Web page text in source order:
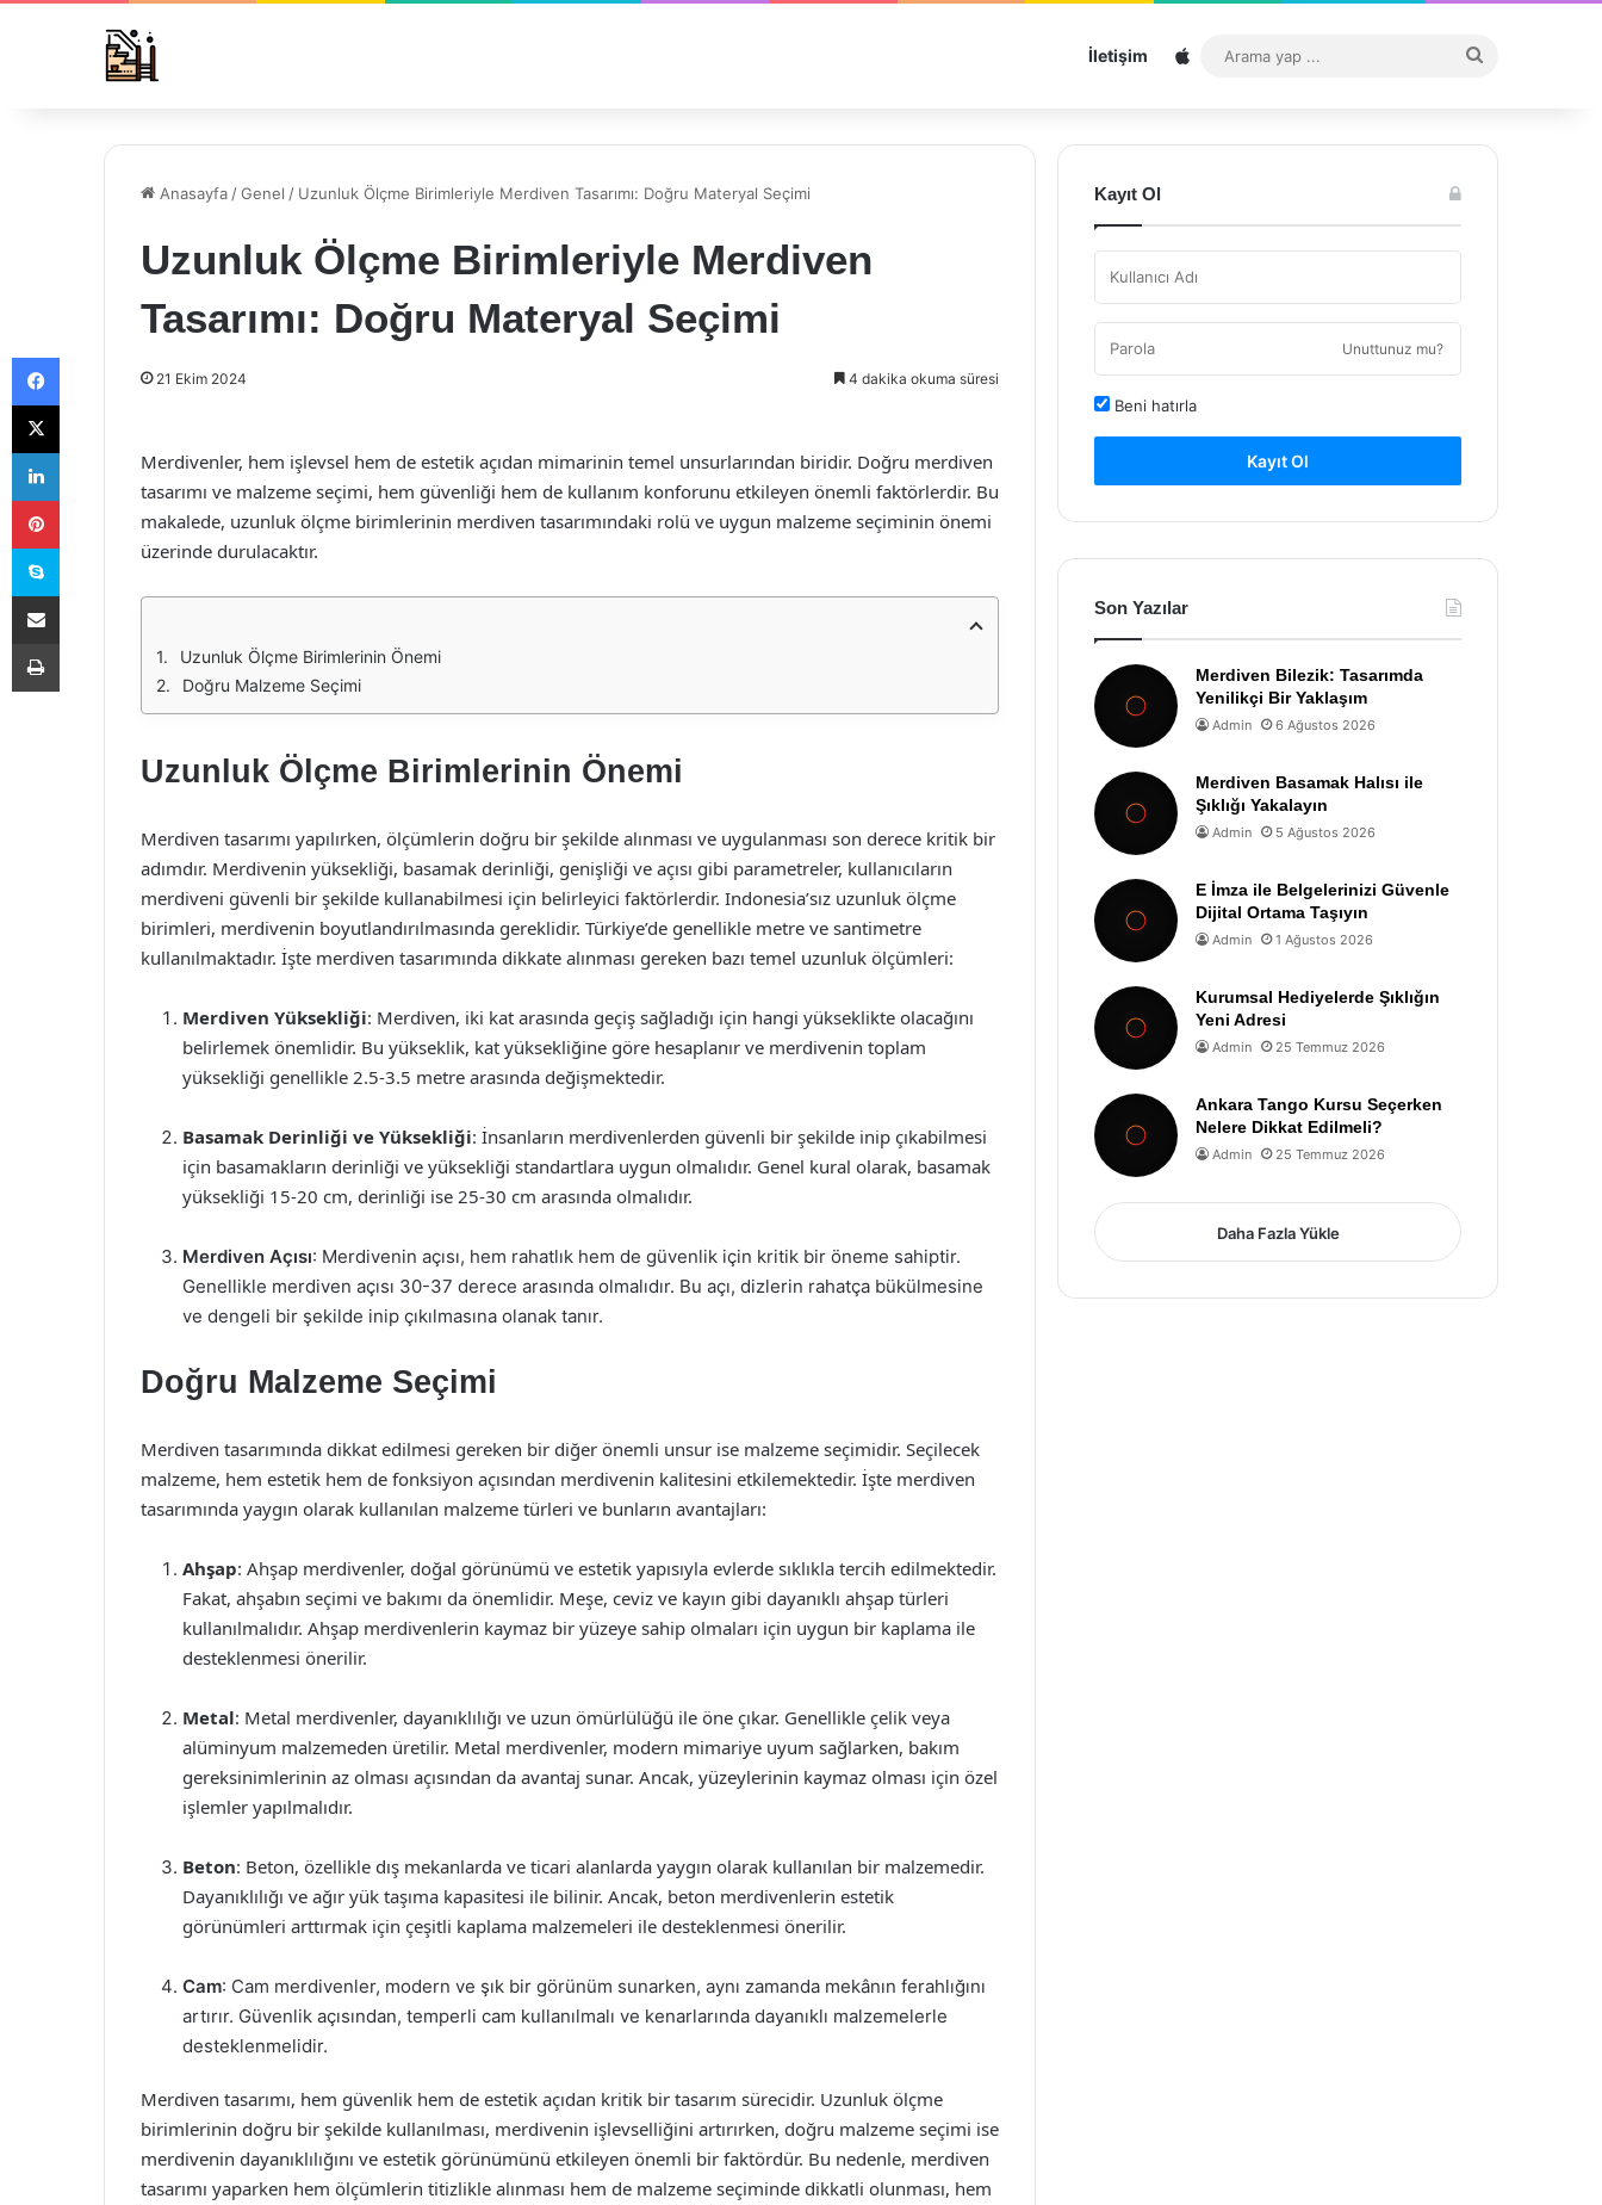
İletişim Sitemap
...
Anasayfa /Genel / Uzunluk Ölçme Birimleriyle Merdiven Tasarımı: Doğru Materyal Seçimi
Uzunluk Ölçme Birimleriyle Merdiven
Tasarımı: Doğru Materyal Seçimi
21 Ekim 2024 4 dakika okuma süresi
Merdivenler, hem işlevsel hem de estetik açıdan mimarinin temel unsurlarından biridir. Doğru merdiven
tasarımı ve malzeme seçimi, hem güvenliği hem de kullanım konforunu etkileyen önemli faktörlerdir. Bu
makalede, uzunluk ölçme birimlerinin merdiven tasarımındaki rolü ve uygun malzeme seçiminin önemi
üzerinde durulacaktır.
Uzunluk Ölçme Birimlerinin Önemi
Doğru Malzeme Seçimi
Uzunluk Ölçme Birimlerinin Önemi
Merdiven tasarımı yapılırken, ölçümlerin doğru bir şekilde alınması ve uygulanması son derece kritik bir
adımdır. Merdivenin yüksekliği, basamak derinliği, genişliği ve açısı gibi parametreler, kullanıcıların
merdiveni güvenli bir şekilde kullanabilmesi için belirleyici faktörlerdir. Indonesia’sız uzunluk ölçme
birimleri, merdivenin boyutlandırılmasında gereklidir. Türkiye’de genellikle metre ve santimetre
kullanılmaktadır. İşte merdiven tasarımında dikkate alınması gereken bazı temel uzunluk ölçümleri:
Merdiven Yüksekliği: Merdiven, iki kat arasında geçiş sağladığı için hangi yükseklikte olacağını
belirlemek önemlidir. Bu yükseklik, kat yüksekliğine göre hesaplanır ve merdivenin toplam
yüksekliği genellikle 2.5-3.5 metre arasında değişmektedir.
Basamak Derinliği ve Yüksekliği: İnsanların merdivenlerden güvenli bir şekilde inip çıkabilmesi
için basamakların derinliği ve yüksekliği standartlara uygun olmalıdır. Genel kural olarak, basamak
yüksekliği 15-20 cm, derinliği ise 25-30 cm arasında olmalıdır.
Merdiven Açısı: Merdivenin açısı, hem rahatlık hem de güvenlik için kritik bir öneme sahiptir.
Genellikle merdiven açısı 30-37 derece arasında olmalıdır. Bu açı, dizlerin rahatça bükülmesine
ve dengeli bir şekilde inip çıkılmasına olanak tanır.
Doğru Malzeme Seçimi
Merdiven tasarımında dikkat edilmesi gereken bir diğer önemli unsur ise malzeme seçimidir. Seçilecek
malzeme, hem estetik hem de fonksiyon açısından merdivenin kalitesini etkilemektedir. İşte merdiven
tasarımında yaygın olarak kullanılan malzeme türleri ve bunların avantajları:
Ahşap: Ahşap merdivenler, doğal görünümü ve estetik yapısıyla evlerde sıklıkla tercih edilmektedir.
Fakat, ahşabın seçimi ve bakımı da önemlidir. Meşe, ceviz ve kayın gibi dayanıklı ahşap türleri
kullanılmalıdır. Ahşap merdivenlerin kaymaz bir yüzeye sahip olmaları için uygun bir kaplama ile
desteklenmesi önerilir.
Metal: Metal merdivenler, dayanıklılığı ve uzun ömürlülüğü ile öne çıkar. Genellikle çelik veya
alüminyum malzemeden üretilir. Metal merdivenler, modern mimariye uyum sağlarken, bakım
gereksinimlerinin az olması açısından da avantaj sunar. Ancak, yüzeylerinin kaymaz olması için özel
işlemler yapılmalıdır.
Beton: Beton, özellikle dış mekanlarda ve ticari alanlarda yaygın olarak kullanılan bir malzemedir.
Dayanıklılığı ve ağır yük taşıma kapasitesi ile bilinir. Ancak, beton merdivenlerin estetik
görünümleri arttırmak için çeşitli kaplama malzemeleri ile desteklenmesi önerilir.
Cam: Cam merdivenler, modern ve şık bir görünüm sunarken, aynı zamanda mekânın ferahlığını
artırır. Güvenlik açısından, temperli cam kullanılmalı ve kenarlarında dayanıklı malzemelerle
desteklenmelidir.
Merdiven tasarımı, hem güvenlik hem de estetik açıdan kritik bir tasarım sürecidir. Uzunluk ölçme
birimlerinin doğru bir şekilde kullanılması, merdivenin işlevselliğini artırırken, doğru malzeme seçimi ise
merdivenin dayanıklılığını ve estetik görünümünü etkileyen önemli bir faktördür. Bu nedenle, merdiven
tasarımı yaparken hem ölçümlerin titizlikle alınması hem de malzeme seçiminde dikkatli olunması, hem
Kayıt Ol
Unuttunuz mu?
Beni hatırla
Kayıt Ol
Son Yazılar
Merdiven Bilezik: Tasarımda
Yenilikçi Bir Yaklaşım
Admin 6 Ağustos 2026
Merdiven Basamak Halısı ile
Şıklığı Yakalayın
Admin 5 Ağustos 2026
E İmza ile Belgelerinizi Güvenle
Dijital Ortama Taşıyın
Admin 1 Ağustos 2026
Kurumsal Hediyelerde Şıklığın
Yeni Adresi
Admin 25 Temmuz 2026
Ankara Tango Kursu Seçerken
Nelere Dikkat Edilmeli?
Admin 25 Temmuz 2026
Daha Fazla Yükle
Facebook
X
LinkedIn
Pinterest
Skype
E-Posta ile paylaş